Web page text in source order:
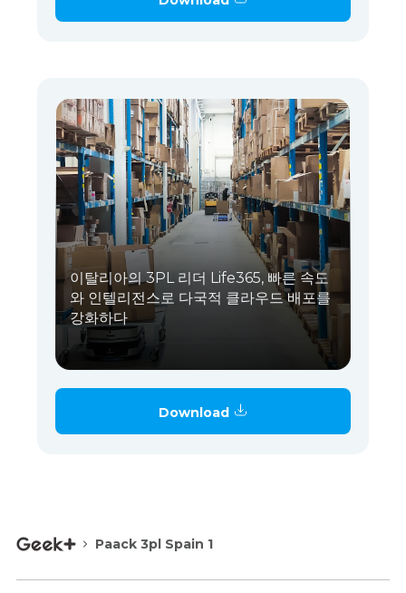
이탈리아의 3PL 리더 Life365, 빠른 속도
와 인텔리전스로 다국적 클라우드 배포를
강화하다
Download
Paack 3pl Spain 1